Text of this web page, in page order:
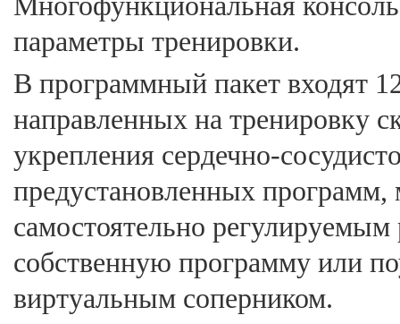
параметры тренировки.
В программный пакет входят
направленных на тренировку
укрепления сердечно-
предустановленных программ,
самостоятельно
собственную программу или
виртуальным соперником.